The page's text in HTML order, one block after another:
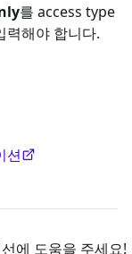
를 access type
력해야 합니다.
션
에 도움을 주세요!